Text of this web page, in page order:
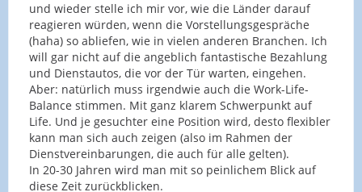
und wieder stelle ich mir vor, wie die Länder darauf
reagieren würden, wenn die Vorstellungsgespräche
(haha) so abliefen, wie in vielen anderen Branchen. Ich
will gar nicht auf die angeblich fantastische Bezahlung
und Dienstautos, die vor der Tür warten, eingehen.
Aber: natürlich muss irgendwie auch die Work-Life-
Balance stimmen. Mit ganz klarem Schwerpunkt auf
Life. Und je gesuchter eine Position wird, desto flexibler
kann man sich auch zeigen (also im Rahmen der
Dienstvereinbarungen, die auch für alle gelten).
In 20-30 Jahren wird man mit so peinlichem Blick auf
diese Zeit zurückblicken.